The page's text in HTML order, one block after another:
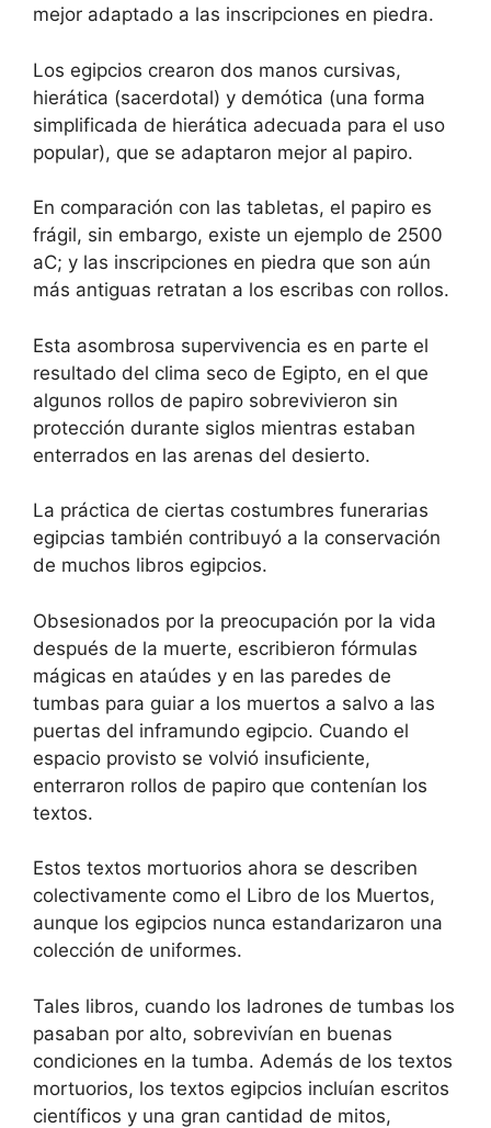
mejor adaptado a las inscripciones en piedra.
Los egipcios crearon dos manos cursivas,
hierática (sacerdotal) y demótica (una forma
simplificada de hierática adecuada para el uso
popular), que se adaptaron mejor al papiro.
En comparación con las tabletas, el papiro es
frágil, sin embargo, existe un ejemplo de 2500
aC; y las inscripciones en piedra que son aún
más antiguas retratan a los escribas con rollos.
Esta asombrosa supervivencia es en parte el
resultado del clima seco de Egipto, en el que
algunos rollos de papiro sobrevivieron sin
protección durante siglos mientras estaban
enterrados en las arenas del desierto.
La práctica de ciertas costumbres funerarias
egipcias también contribuyó a la conservación
de muchos libros egipcios.
Obsesionados por la preocupación por la vida
después de la muerte, escribieron fórmulas
mágicas en ataúdes y en las paredes de
tumbas para guiar a los muertos a salvo a las
puertas del inframundo egipcio. Cuando el
espacio provisto se volvió insuficiente,
enterraron rollos de papiro que contenían los
textos.
Estos textos mortuorios ahora se describen
colectivamente como el Libro de los Muertos,
aunque los egipcios nunca estandarizaron una
colección de uniformes.
Tales libros, cuando los ladrones de tumbas los
pasaban por alto, sobrevivían en buenas
condiciones en la tumba. Además de los textos
mortuorios, los textos egipcios incluían escritos
científicos y una gran cantidad de mitos,